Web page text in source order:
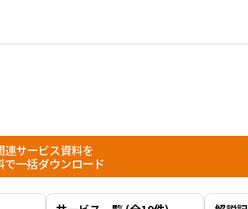
連サービス資料を
で一括ダウンロード